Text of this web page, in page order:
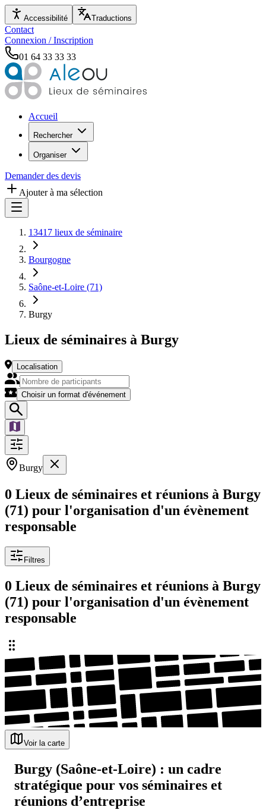
Accessibilité Traductions
Contact
Connexion / Inscription
01 64 33 33 33
Accueil
Rechercher
Organiser
Demander des devis
Ajouter à ma sélection
13417 lieux de séminaire
Bourgogne
Saône-et-Loire (71)
Burgy
Lieux de séminaires à Burgy
Localisation
Choisir un format d'événement
Burgy
0 Lieux de séminaires et réunions à Burgy
(71) pour l'organisation d'un évènement
responsable
Filtres
0 Lieux de séminaires et réunions à Burgy
(71) pour l'organisation d'un évènement
responsable
Voir la carte
Burgy (Saône-et-Loire) : un cadre
stratégique pour vos séminaires et
réunions d’entreprise